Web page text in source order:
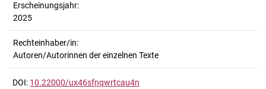
Erscheinungsjahr:
2025
Rechteinhaber/in:
Autoren/Autorinnen der einzelnen Texte
DOI: 10.22000/ux46sfnqwrtcau4n